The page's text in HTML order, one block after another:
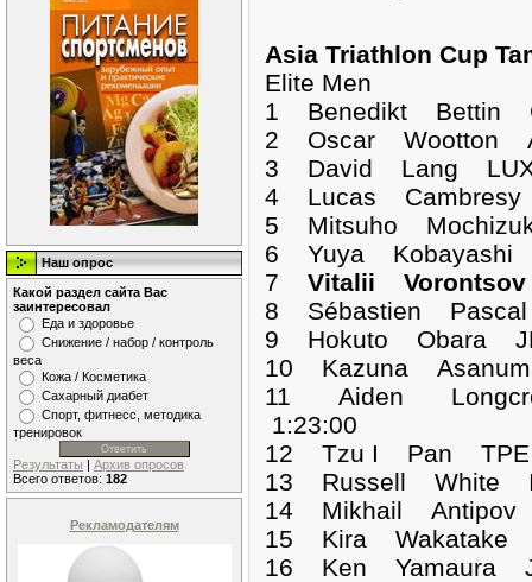
Наш опрос
Какой раздел сайта Вас
заинтересовал
Еда и здоровье
Снижение / набор / контроль
веса
Кожа / Косметика
Сахарный диабет
Спорт, фитнесс, методика
тренировок
Результаты | Архив опросов
Всего ответов: 182
Рекламодателям
Asia Triathlon Cup
Elite Men
1 Benedikt Bettin
2 Oscar Wootton
3 David Lang
4 Lucas
5 Mitsuho
6 Yuya Kobayashi
7 Vitalii
8 Sébastien
9 Hokuto Obara
10 Kazuna
11 Aiden
1:23:00
12 Tzu I Pan TPE
13 Russell White
14 Mikhail
15 Kira Wakatake
16 Ken Yamaura